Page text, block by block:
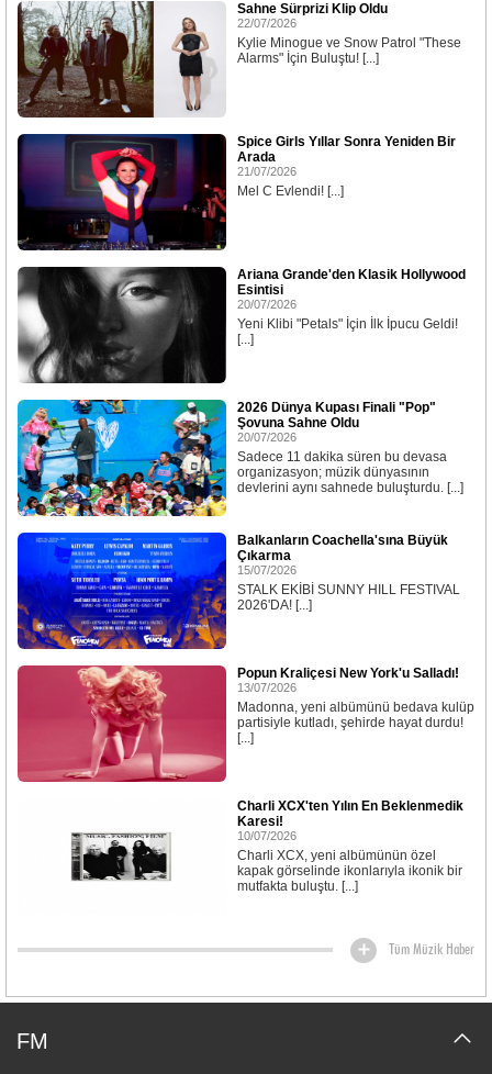
Sahne Sürprizi Klip Oldu
22/07/2026
Kylie Minogue ve Snow Patrol "These
Alarms" İçin Buluştu! [...]
Spice Girls Yıllar Sonra Yeniden Bir
Arada
21/07/2026
Mel C Evlendi! [...]
Ariana Grande'den Klasik Hollywood
Esintisi
20/07/2026
Yeni Klibi "Petals" İçin İlk İpucu Geldi!
[...]
2026 Dünya Kupası Finali "Pop"
Şovuna Sahne Oldu
20/07/2026
Sadece 11 dakika süren bu devasa
organizasyon; müzik dünyasının
devlerini aynı sahnede buluşturdu. [...]
Balkanların Coachella'sına Büyük
Çıkarma
15/07/2026
STALK EKİBİ SUNNY HILL FESTIVAL
2026'DA! [...]
Popun Kraliçesi New York'u Salladı!
13/07/2026
Madonna, yeni albümünü bedava kulüp
partisiyle kutladı, şehirde hayat durdu!
[...]
Charli XCX'ten Yılın En Beklenmedik
Karesi!
10/07/2026
Charli XCX, yeni albümünün özel
kapak görselinde ikonlarıyla ikonik bir
mutfakta buluştu. [...]
Tüm Müzik Haber
FM